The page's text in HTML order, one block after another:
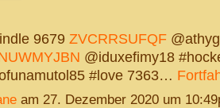
9679 ZVCRRSUFQF
@iduxefimy18
#love 7363…
am 27. Dezember 2020 um